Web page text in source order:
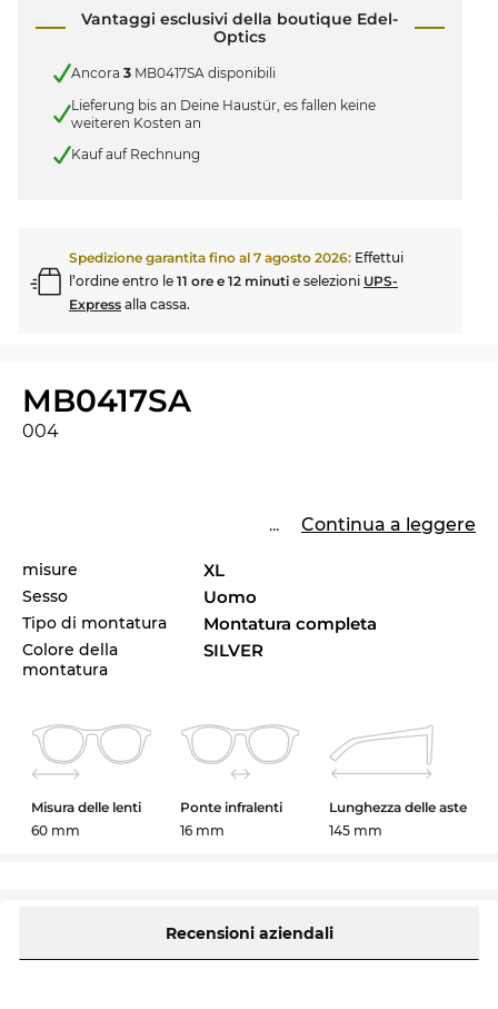
Vantaggi esclusivi della boutique Edel-
Optics
Ancora 3 MB0417SA disponibili
Lieferung bis an Deine Haustür, es fallen keine
weiteren Kosten an
Kauf auf Rechnung
Spedizione garantita fino al 7 agosto 2026: Effettui
l’ordine entro le 11 ore e 12 minuti e selezioni UPS-
Express alla cassa.
MB0417SA
004
... Continua a leggere
misure XL
Sesso Uomo
Tipo di montatura Montatura completa
Colore della
montatura
SILVER
Misura delle lenti
60 mm
Ponte infralenti
16 mm
Lunghezza delle aste
145 mm
Recensioni aziendali